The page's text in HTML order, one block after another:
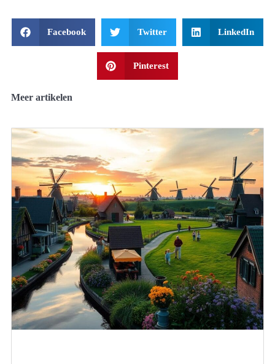
Facebook Twitter LinkedIn
Pinterest
Meer artikelen